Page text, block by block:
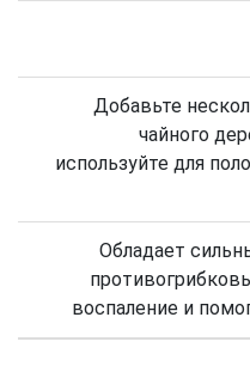
Добавьте
чайного
используйте для
Обладает
воспаление и